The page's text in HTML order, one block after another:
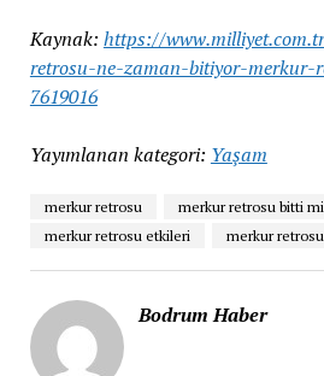
Kaynak: https://
retrosu-ne-zaman-bitiyor-merkur-
7619016
Yayımlanan kategori: Yaşam
merkur retrosu
merkur retrosu bitti mi
merkur retrosu etkileri
merkur
Bodrum Haber